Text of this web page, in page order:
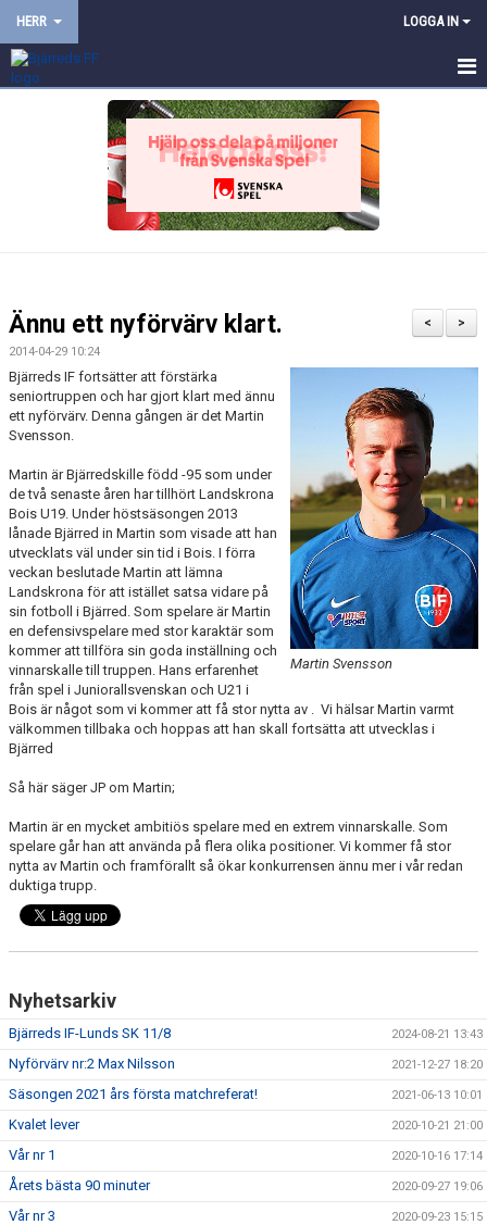
HERR LOGGA IN
DOKUMENT
KONTAKT
PROVTRÄNING
TRÄNINGSMATCHER
MATCHER
>
<
Ännu ett nyförvärv klart.
2014-04-29 10:24
Martin Svensson
Bjärreds IF fortsätter att förstärka
seniortruppen och har gjort klart med ännu
ett nyförvärv. Denna gången är det Martin
Svensson.
Martin är Bjärredskille född -95 som under
de två senaste åren har tillhört Landskrona
Bois U19. Under höstsäsongen 2013
lånade Bjärred in Martin som visade att han
utvecklats väl under sin tid i Bois. I förra
veckan beslutade Martin att lämna
Landskrona för att istället satsa vidare på
sin fotboll i Bjärred. Som spelare är Martin
en defensivspelare med stor karaktär som
kommer att tillföra sin goda inställning och
vinnarskalle till truppen. Hans erfarenhet
från spel i Juniorallsvenskan och U21 i
Bois är något som vi kommer att få stor nytta av . Vi hälsar Martin varmt
välkommen tillbaka och hoppas att han skall fortsätta att utvecklas i
Bjärred
Så här säger JP om Martin;
Martin är en mycket ambitiös spelare med en extrem vinnarskalle. Som
spelare går han att använda på flera olika positioner. Vi kommer få stor
nytta av Martin och framförallt så ökar konkurrensen ännu mer i vår redan
duktiga trupp.
Nyhetsarkiv
Bjärreds IF-Lunds SK 11/8 2024-08-21 13:43
Nyförvärv nr:2 Max Nilsson 2021-12-27 18:20
Säsongen 2021 års första matchreferat! 2021-06-13 10:01
Kvalet lever 2020-10-21 21:00
Vår nr 1 2020-10-16 17:14
Årets bästa 90 minuter 2020-09-27 19:06
Vår nr 3 2020-09-23 15:15